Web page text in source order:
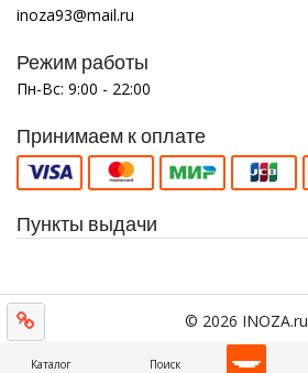
inoza93@mail.ru
Режим работы
Пн-Вс: 9:00 - 22:00
Принимаем к оплате
Пункты выдачи
© 2026 INOZA.ru